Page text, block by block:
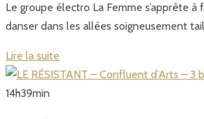
Le groupe électro La Femme s’apprête
danser dans les allées soigneusement
Lire la suite
14h39min